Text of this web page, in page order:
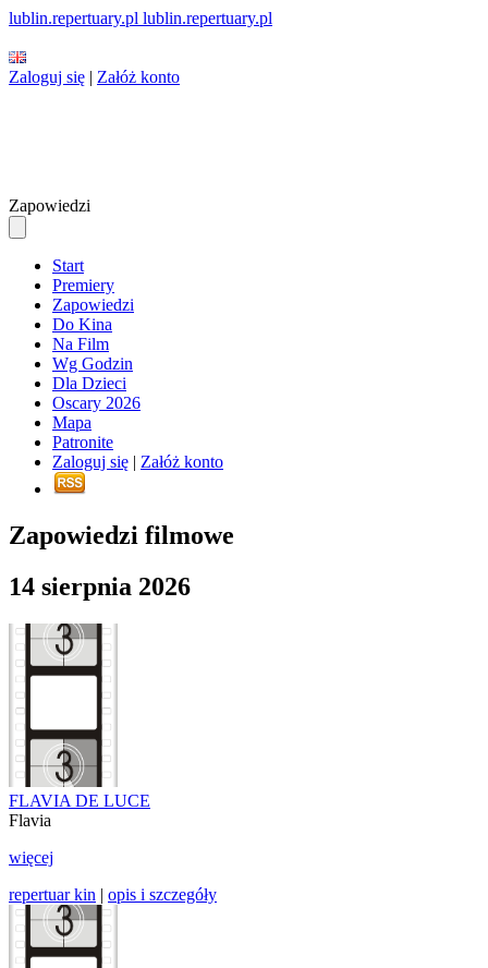
lublin.repertuary.pl lublin.repertuary.pl
Zaloguj się | Załóż konto
Zapowiedzi
Start
Premiery
Zapowiedzi
Do Kina
Na Film
Wg Godzin
Dla Dzieci
Oscary 2026
Mapa
Patronite
Zaloguj się | Załóż konto
Zapowiedzi filmowe
14 sierpnia 2026
FLAVIA DE LUCE
Flavia
więcej
repertuar kin | opis i szczegóły